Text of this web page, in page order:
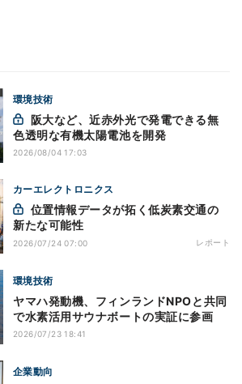
環境技術
色透明な有機太陽電池を開発
2026/08/04 17:03
カーエレクトロニクス
新たな可能性
2026/07/24 07:00 レポート
環境技術
ヤマハ発動機、フィンランドNPOと共同
で水素活用サウナボートの実証に参画
2026/07/23 18:41
企業動向